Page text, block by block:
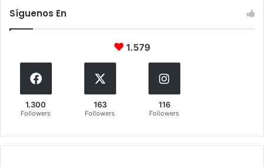
Síguenos En
1.579
1.300
Followers
163
Followers
116
Followers